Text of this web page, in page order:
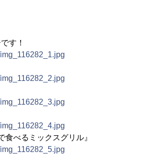
す！
べるミックスグリル』